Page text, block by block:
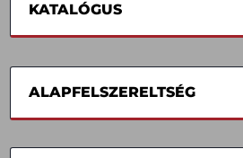
KATALÓGUS
ALAPFELSZERELTSÉG